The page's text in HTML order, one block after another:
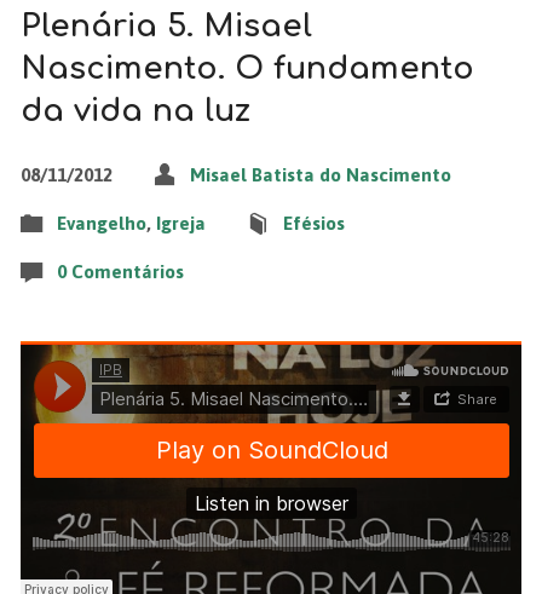
Plenária 5. Misael
Nascimento. O fundamento
da vida na luz
08/11/2012 Misael Batista do Nascimento
Evangelho, Igreja Efésios
0 Comentários